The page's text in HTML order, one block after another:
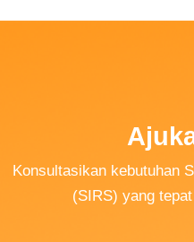
Konsultasikan kebutuhan
(SIRS) yang tepat